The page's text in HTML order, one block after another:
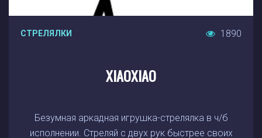
СТРЕЛЯЛКИ 1890
XIAOXIAO
Безумная аркадная игрушка-стрелялка в ч/б
исполнении. Стреляй с двух рук быстрее своих